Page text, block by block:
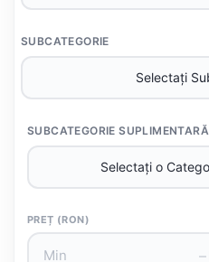
SUBCATEGORIE
SUBCATEGORIE SUPLIMENTARĂ
PREȚ (RON)
–